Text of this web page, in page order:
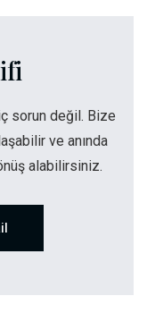
sorun değil. Bize
ve anında
alabilirsiniz.